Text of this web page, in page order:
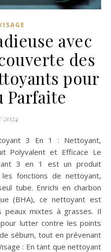
avec
des
pour
Parfaite
2024
Polyvalent et Efficace Le
3 en 1 est un produit
les fonctions de nettoyant,
tube. Enrichi en charbon
(BHA), ce nettoyant est
peaux mixtes à grasses. Il
lutter contre les points
sébum, tout en prévenant
: En tant que nettoyant